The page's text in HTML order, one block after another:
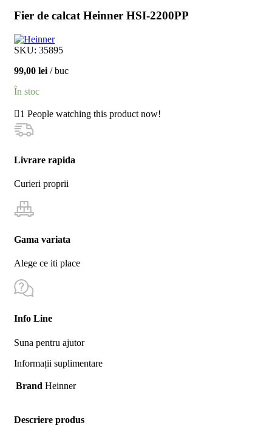
Fier de calcat Heinner HSI-2200PP
SKU: 35895
99,00 lei
buc
În stoc
1 People watching this product now!
Livrare rapida
Curieri proprii
Gama variata
Alege ce iti place
Info Line
Suna pentru ajutor
Informații suplimentare
Brand Heinner
Descriere produs